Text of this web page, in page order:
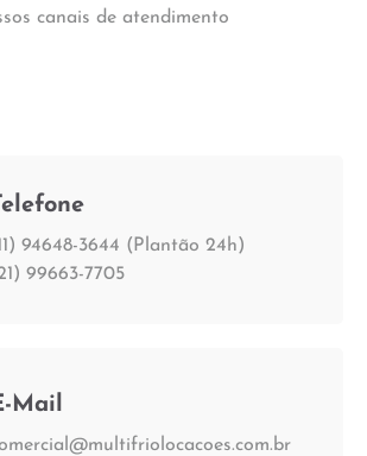
canais de atendimento
94648-3644 (Plantão 24h)
99663-7705
Mail